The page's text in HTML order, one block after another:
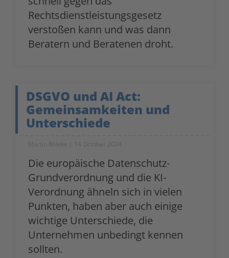
Rechtsdienstleistungsgesetz
verstoßen kann und was dann
Beratern und Beratenen droht.
DSGVO und AI Act:
Gemeinsamkeiten und
Unterschiede
Martin Röleke 14 October 2024
Die europäische Datenschutz-
Grundverordnung und die KI-
Verordnung ähneln sich in vielen
Punkten, haben aber auch einige
wichtige Unterschiede, die
Unternehmen unbedingt kennen
sollten.